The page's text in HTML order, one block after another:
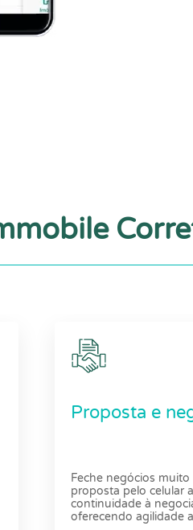
Proposta e
Feche negócios
proposta pelo celular
continuidade à
oferecendo agilidade